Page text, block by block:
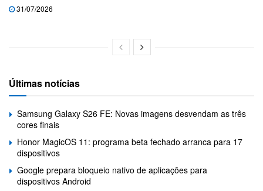
31/07/2026
Últimas notícias
Samsung Galaxy S26 FE: Novas imagens desvendam as três
cores finais
Honor MagicOS 11: programa beta fechado arranca para 17
dispositivos
Google prepara bloqueio nativo de aplicações para
dispositivos Android